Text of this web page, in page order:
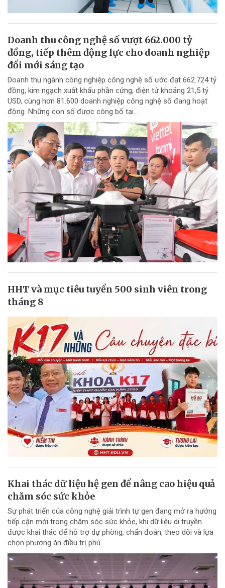
Doanh thu công nghệ số vượt 662.000 tỷ
đồng, tiếp thêm động lực cho doanh nghiệp
đổi mới sáng tạo
Doanh thu ngành công nghiệp công nghệ số ước đạt 662.724 tỷ
đồng, kim ngạch xuất khẩu phần cứng, điện tử khoảng 21,5 tỷ
USD, cùng hơn 81.600 doanh nghiệp công nghệ số đang hoạt
động. Những con số được công bố tại...
HHT và mục tiêu tuyển 500 sinh viên trong
tháng 8
Khai thác dữ liệu hệ gen để nâng cao hiệu quả
chăm sóc sức khỏe
Sự phát triển của công nghệ giải trình tự gen đang mở ra hướng
tiếp cận mới trong chăm sóc sức khỏe, khi dữ liệu di truyền
được khai thác để hỗ trợ dự phòng, chẩn đoán, theo dõi và lựa
chọn phương án điều trị phù...